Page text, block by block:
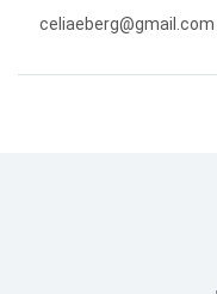
celiaeberg@gmail.com